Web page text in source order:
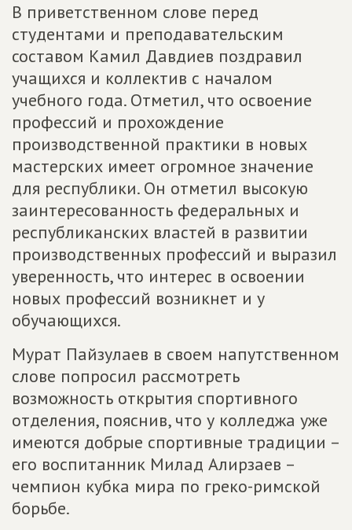
В приветственном слове перед
студентами и преподавательским
составом Камил Давдиев поздравил
учащихся и коллектив с началом
учебного года. Отметил, что освоение
профессий и прохождение
производственной практики в новых
мастерских имеет огромное значение
для республики. Он отметил высокую
заинтересованность федеральных и
республиканских властей в развитии
производственных профессий и выразил
уверенность, что интерес в освоении
новых профессий возникнет и у
обучающихся.
Мурат Пайзулаев в своем напутственном
слове попросил рассмотреть
возможность открытия спортивного
отделения, пояснив, что у колледжа уже
имеются добрые спортивные традиции –
его воспитанник Милад Алирзаев –
чемпион кубка мира по греко-римской
борьбе.